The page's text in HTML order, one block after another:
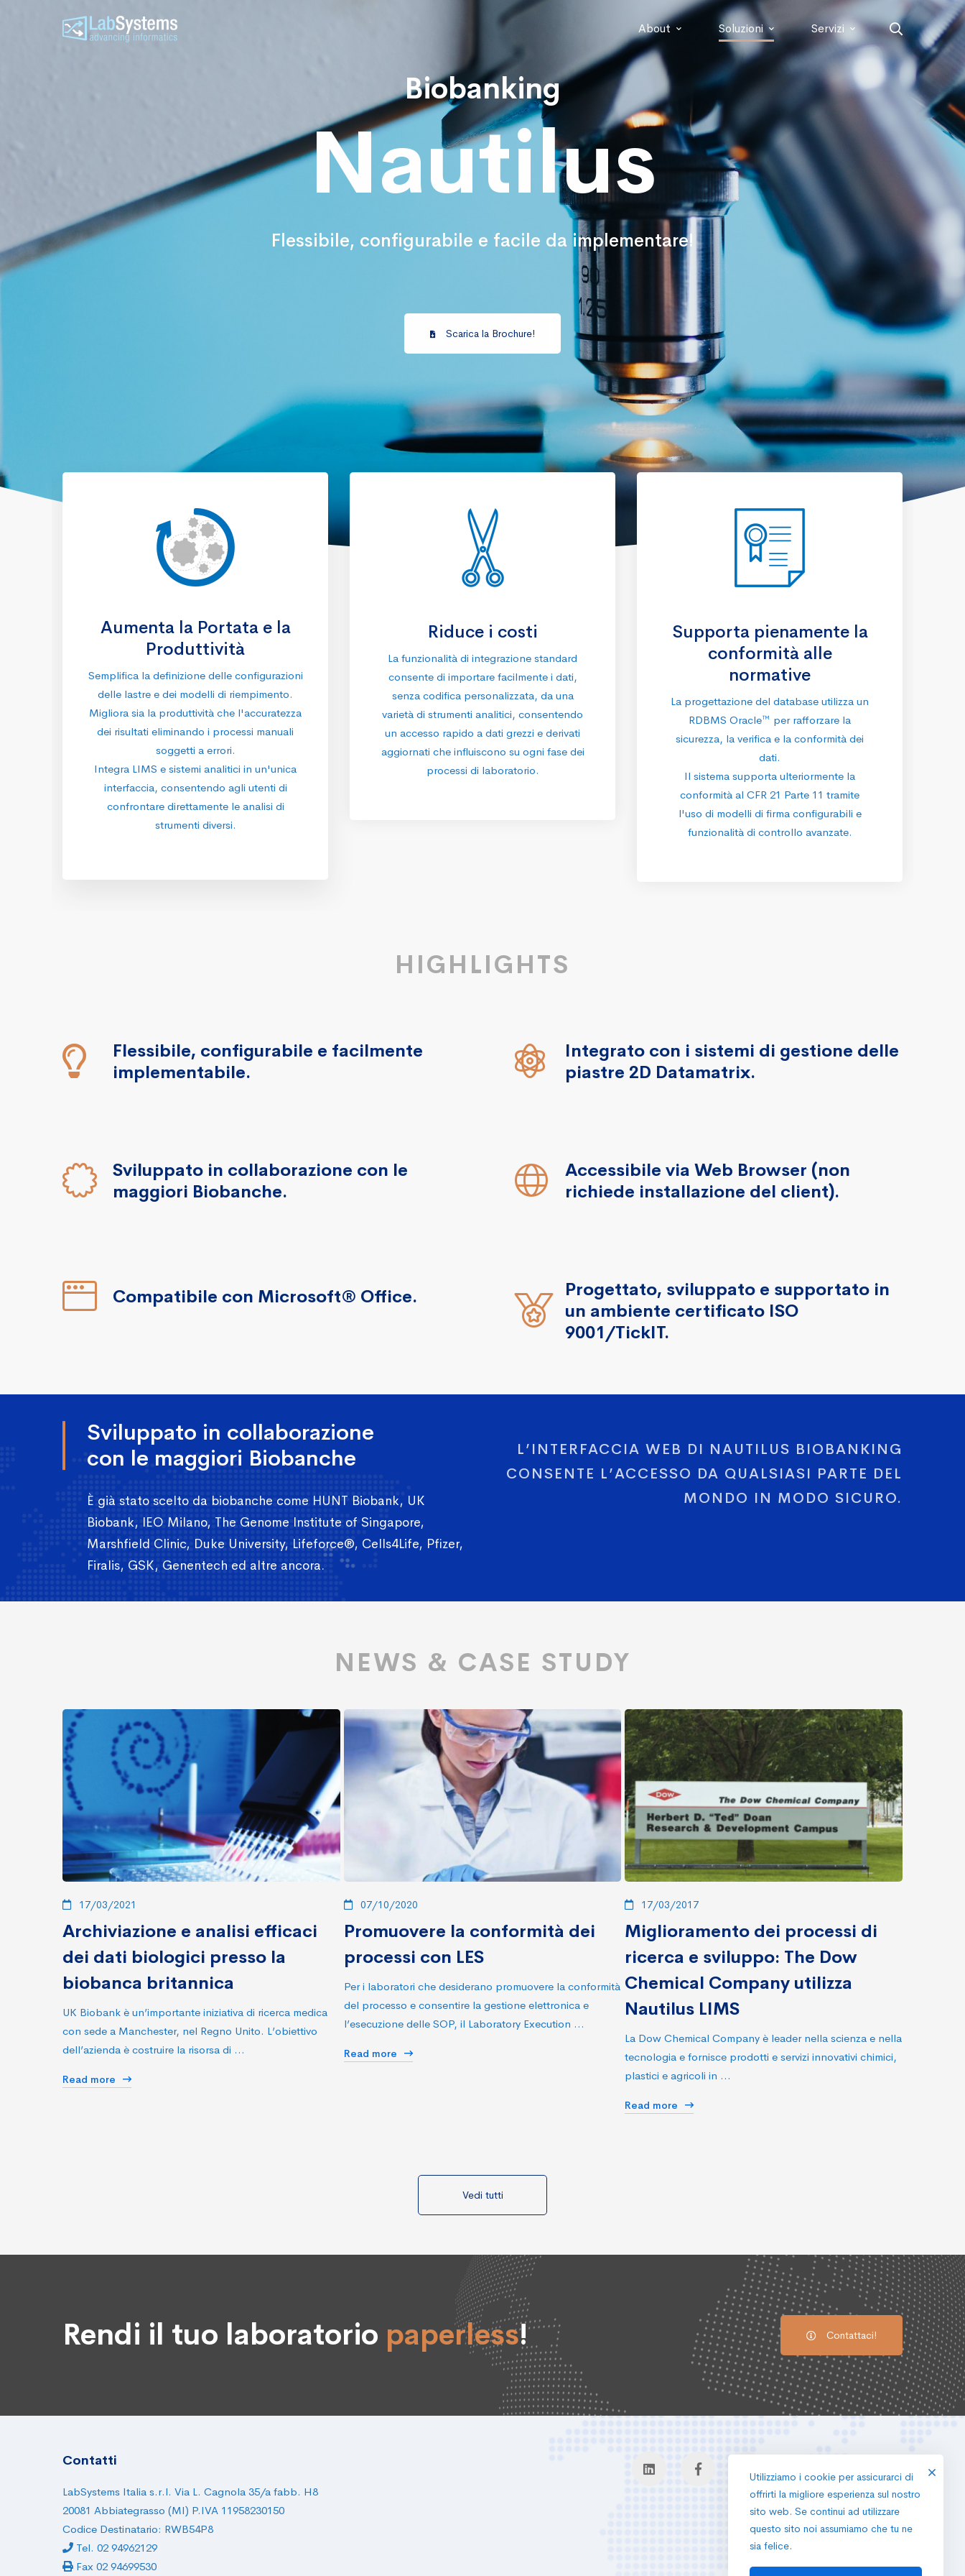
About Soluzioni Servizi
Nautilus
Biobanking
Nautilus
Flessibile, configurabile e facile da implementare!
Scarica la Brochure!
Aumenta la Portata e la
Produttività
Semplifica la definizione delle configurazioni
delle lastre e dei modelli di riempimento.
Migliora sia la produttività che l'accuratezza
dei risultati eliminando i processi manuali
soggetti a errori.
Integra LIMS e sistemi analitici in un'unica
interfaccia, consentendo agli utenti di
confrontare direttamente le analisi di
strumenti diversi.
Riduce i costi
La funzionalità di integrazione standard
consente di importare facilmente i dati,
senza codifica personalizzata, da una
varietà di strumenti analitici, consentendo
un accesso rapido a dati grezzi e derivati
aggiornati che influiscono su ogni fase dei
processi di laboratorio.
Supporta pienamente la
conformità alle
normative
La progettazione del database utilizza un
RDBMS Oracle™ per rafforzare la
sicurezza, la verifica e la conformità dei
dati.
Il sistema supporta ulteriormente la
conformità al CFR 21 Parte 11 tramite
l'uso di modelli di firma configurabili e
funzionalità di controllo avanzate.
HIGHLIGHTS
Flessibile, configurabile e facilmente
implementabile.
Integrato con i sistemi di gestione delle
piastre 2D Datamatrix.
Sviluppato in collaborazione con le
maggiori Biobanche.
Accessibile via Web Browser (non
richiede installazione del client).
Compatibile con Microsoft® Office.
Progettato, sviluppato e supportato in
un ambiente certificato ISO
9001/TickIT.
Sviluppato in collaborazione
con le maggiori Biobanche
È già stato scelto da biobanche come HUNT Biobank, UK
Biobank, IEO Milano, The Genome Institute of Singapore,
Marshfield Clinic, Duke University, Lifeforce®, Cells4Life, Pfizer,
Firalis, GSK, Genentech ed altre ancora.
L’INTERFACCIA WEB DI NAUTILUS BIOBANKING
CONSENTE L’ACCESSO DA QUALSIASI PARTE DEL
MONDO IN MODO SICURO.
NEWS & CASE STUDY
17/03/2021
Archiviazione e analisi efficaci
dei dati biologici presso la
biobanca britannica
UK Biobank è un’importante iniziativa di ricerca medica
con sede a Manchester, nel Regno Unito. L’obiettivo
dell’azienda è costruire la risorsa di …
Read more
07/10/2020
Promuovere la conformità dei
processi con LES
Per i laboratori che desiderano promuovere la conformità
del processo e consentire la gestione elettronica e
l’esecuzione delle SOP, il Laboratory Execution …
Read more
17/03/2017
Miglioramento dei processi di
ricerca e sviluppo: The Dow
Chemical Company utilizza
Nautilus LIMS
La Dow Chemical Company è leader nella scienza e nella
tecnologia e fornisce prodotti e servizi innovativi chimici,
plastici e agricoli in …
Read more
Vedi tutti
Rendi il tuo laboratorio paperless! Contattaci!
Contatti
LabSystems Italia s.r.l. Via L. Cagnola 35/a fabb. H8
20081 Abbiategrasso (MI) P.IVA 11958230150
Codice Destinatario: RWB54P8
Tel. 02 94962129
Fax 02 94699530
Utilizziamo i cookie per assicurarci di
offrirti la migliore esperienza sul nostro
sito web. Se continui ad utilizzare
questo sito noi assumiamo che tu ne
sia felice.